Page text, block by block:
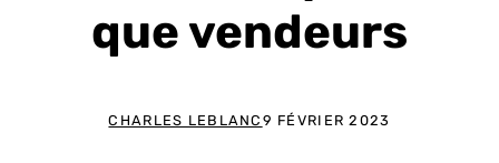
que vendeurs
CHARLES LEBLANC 9 FÉVRIER 2023